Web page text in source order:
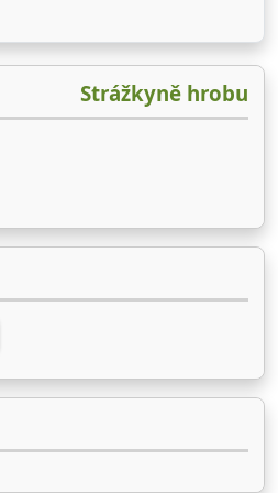
Strážkyně hrobu